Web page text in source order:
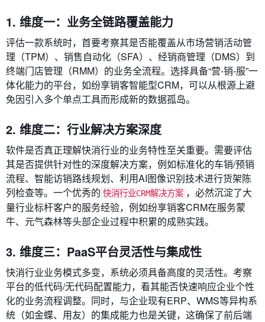
1. 维度一：业务全链路覆盖能力
评估一款系统时，首要考察其是否能覆盖从市场营销活动管
理（TPM）、销售自动化（SFA）、经销商管理（DMS）到
终端门店管理（RMM）的业务全流程。选择具备“营-销-服”一
体化能力的平台，如纷享销客智能型CRM，可以从根源上避
免因引入多个单点工具而形成新的数据孤岛。
2. 维度二：行业解决方案深度
软件是否真正理解快消行业的业务特性至关重要。需要评估
其是否提供针对性的深度解决方案，例如标准化的车销/预销
流程、智能访销路线规划、利用AI图像识别技术进行货架陈
列检查等。一个优秀的 快消行业CRM解决方案 ，必然沉淀了大
量行业标杆客户的服务经验，例如纷享销客CRM在服务蒙
牛、元气森林等头部企业过程中积累的成熟实践。
3. 维度三：PaaS平台灵活性与集成性
快消行业业务模式多变，系统必须具备高度的灵活性。考察
平台的低代码/无代码配置能力，看其能否快速响应企业个性
化的业务流程调整。同时，与企业现有ERP、WMS等异构系
统（如金蝶、用友）的集成能力也是关键，这确保了前后端